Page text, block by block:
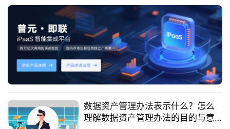
普
联
系
我
们
数据资产管理办法表示什么？怎么
理解数据资产管理办法的目的与意